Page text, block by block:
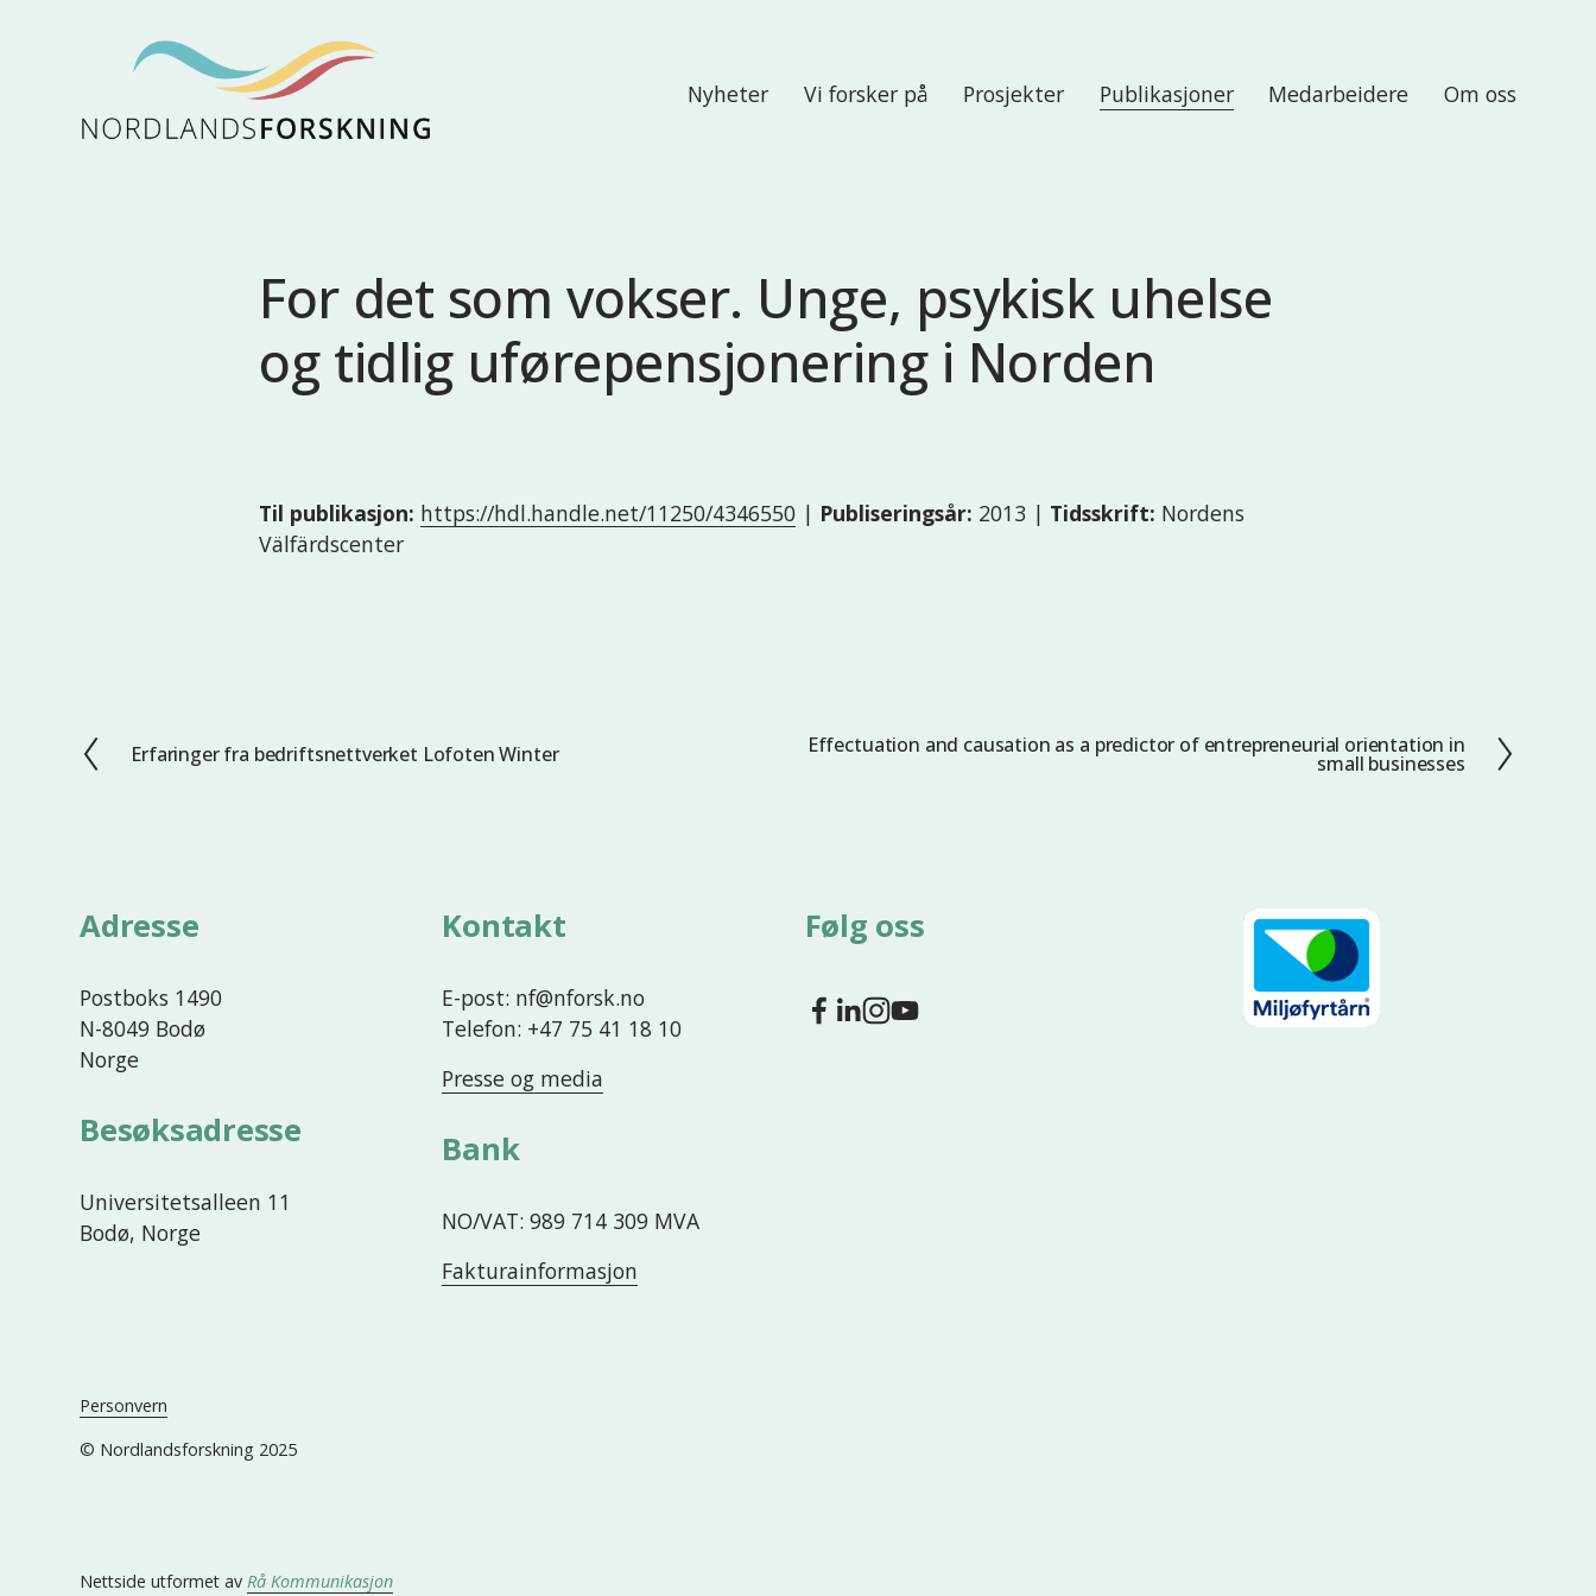
Nyheter Vi forsker på Prosjekter Publikasjoner Medarbeidere Om oss
For det som vokser. Unge, psykisk uhelse
og tidlig uførepensjonering i Norden
Til publikasjon: https://hdl.handle.net/11250/4346550 | Publiseringsår: 2013 | Tidsskrift: Nordens
Välfärdscenter
F
g
e
Erfaringer fra bedriftsnettverket Lofoten Winter
NEffectuation and causation as a predictor of entrepreneurial orientation in
small businesses
Adresse
Postboks 1490
N-8049 Bodø
Norge
Besøksadresse
Universitetsalleen 11
Bodø, Norge
Kontakt
E-post: nf@nforsk.no
Telefon: +47 75 41 18 10
Presse og media
Bank
NO/VAT: 989 714 309 MVA
Fakturainformasjon
Følg oss
Personvern
© Nordlandsforskning 2025
Nettside utformet av Rå Kommunikasjon